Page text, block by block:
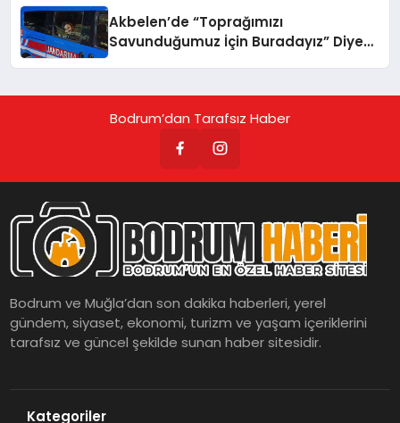
Akbelen’de “Toprağımızı
Savunduğumuz İçin Buradayız” Diyen
Bodrum’dan Tarafsız Haber
Bodrum ve Muğla’dan son dakika haberleri, yerel
gündem, siyaset, ekonomi, turizm ve yaşam içeriklerini
tarafsız ve güncel şekilde sunan haber sitesidir.
Kategoriler